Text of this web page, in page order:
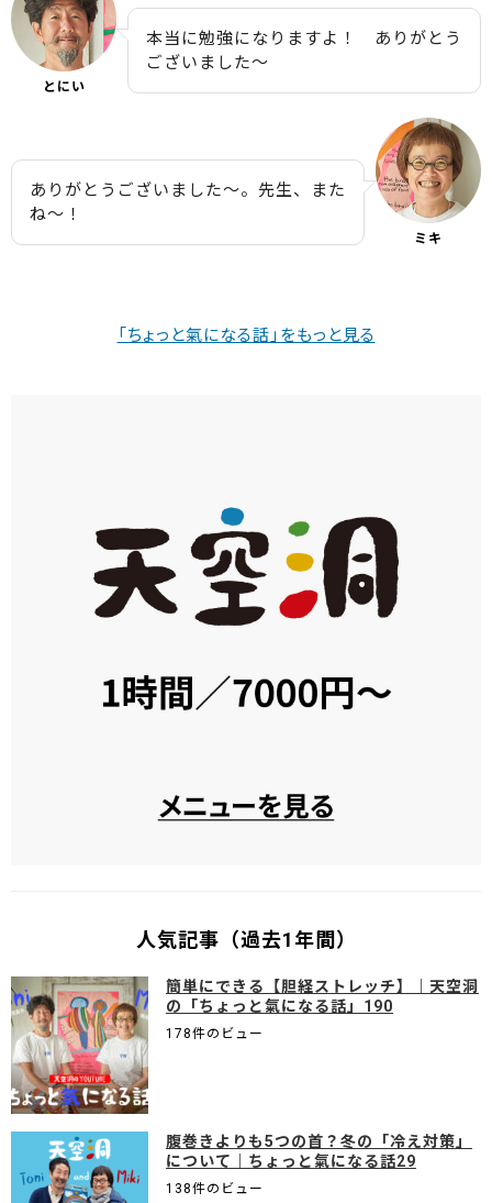
とにい
本当に勉強になりますよ！ ありがとう
ございました〜
ありがとうございました〜。先生、また
ね〜！
ミキ
「ちょっと氣になる話」をもっと見る
人気記事（過去1年間）
簡単にできる【胆経ストレッチ】｜天空洞
の「ちょっと氣になる話」190
178件のビュー
腹巻きよりも5つの首？冬の「冷え対策」
について｜ちょっと氣になる話29
138件のビュー